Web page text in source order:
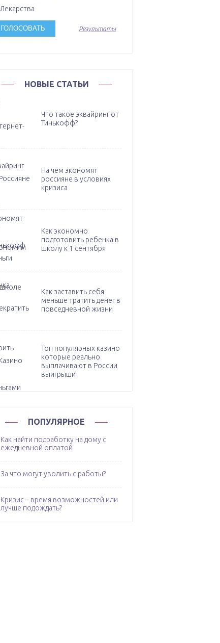
Лекарства
Результаты
НОВЫЕ СТАТЬИ
Что такое эквайринг от
Тинькофф?
На чем экономят
россияне в условиях
кризиса
Как экономно
подготовить ребенка в
школу к 1 сентября
Как заставить себя
меньше тратить денег в
повседневной жизни
Топ популярных казино
которые реально
выплачивают в России
выигрыши
ПОПУЛЯРНОЕ
Как найти подработку на дому с
ежедневной оплатой
За что могут уволить с работы?
Кризис – время возможностей или
лучше подождать?